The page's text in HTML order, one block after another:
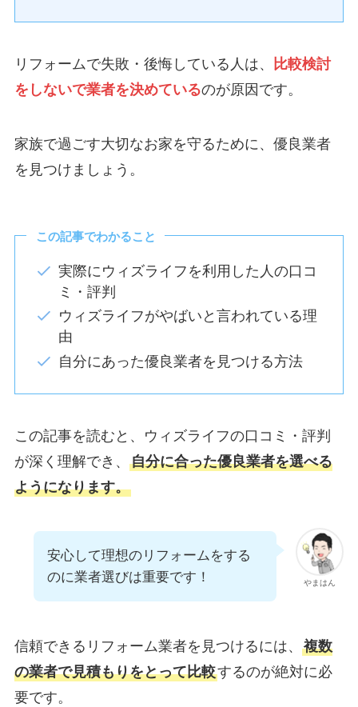
リフォームで失敗・後悔している人は、
比較検討
をしないで業者を決めているのが原因です。
家族で過ごす大切なお家を守るために、優良業者
を見つけましょう。
この記事でわかること
実際にウィズライフを利用した人の口コ
ミ・評判
ウィズライフがやばいと言われている理
由
自分にあった優良業者を見つける方法
この記事を読むと、ウィズライフの口コミ・評判
が深く理解でき、 自分に合った優良業者を選べる
ようになります。
やまはん
安心して理想のリフォームをする
のに業者選びは重要です！
信頼できるリフォーム業者を見つけるには、 複数
の業者で見積もりをとって比較するのが絶対に必
要です。